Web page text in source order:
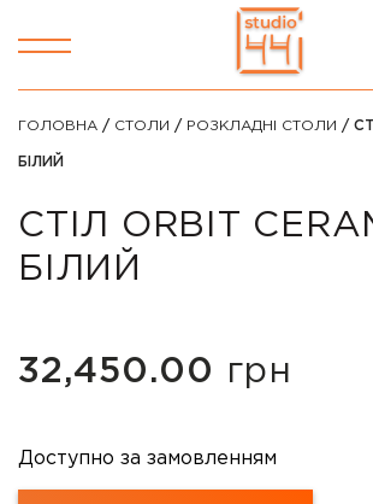
ГОЛОВНА / СТОЛИ / РОЗКЛАДНІ СТОЛИ /
БІЛИЙ
СТІЛ ORBIT
БІЛИЙ
32,450.00 грн
Доступно за замовленням